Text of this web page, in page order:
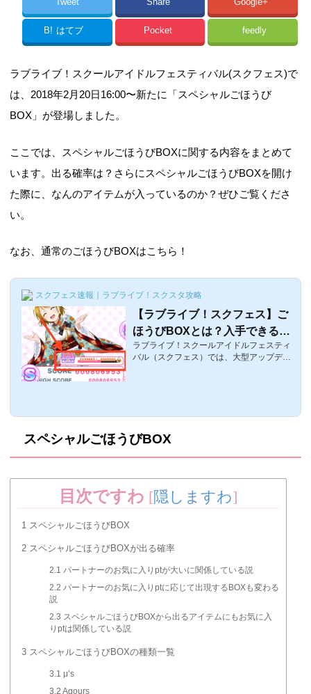
B! はてブ Pocket feedly
ラブライブ！スクールアイドルフェスティバル(スクフェス)で
は、2018年2月20日16:00〜新たに「スペシャルごほうび
BOX」が登場しました。
ここでは、スペシャルごほうびBOXに関する内容をまとめて
います。出る確率は？さらにスペシャルごほうびBOXを開け
た際に、なんのアイテムが入っているのか？ぜひご覧くださ
い。
なお、通常のごほうびBOXはこちら！
スクフェス速報｜ラブライブ！スクスタ攻略
【ラブライブ！スクフェス】ご
ほうびBOXとは？入手できるア
イテムやゲージを効率的に貯め
る方法
ラブライブ！スクールアイドルフェスティ
バル（スクフェス）では、大型アップデー
やら様々なアイテムが貰えるのですが、今
ムや、ゲージの溜め方などをまとめまし
ルアイドルスキルやアイテムなどが手に入
る新しいシ...
スペシャルごほうびBOX
目次ですわ [隠しますわ]
1 スペシャルごほうびBOX
2 スペシャルごほうびBOXが出る確率
2.1 パートナーのお気に入りptが大いに関係している説
2.2 パートナーのお気に入りptに応じて出現するBOXも変わる
説
2.3 スペシャルごほうびBOXから出るアイテムにもお気に入
りptは関係している説
3 スペシャルごほうびBOXの種類一覧
3.1 μ’s
3.2 Aqours